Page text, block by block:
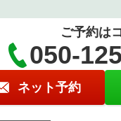
ご予約は
050-
ネット予約